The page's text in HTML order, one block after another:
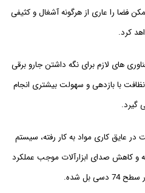
فضا را عاری از هرگونه آشغال و کثیفی
کرد.
های لازم برای نگه داشتن جارو برقی
با بازدهی و سهولت بیشتری انجام
گیرد.
در عایق کاری مواد به کار رفته، سیستم
و کاهش صدای ابزارآلات موجب عملکرد
بل شده.